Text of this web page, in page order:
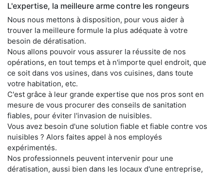
L'expertise, la meilleure arme contre les rongeurs
Nous nous mettons à disposition, pour vous aider à
trouver la meilleure formule la plus adéquate à votre
besoin de dératisation.
Nous allons pouvoir vous assurer la réussite de nos
opérations, en tout temps et à n'importe quel endroit, que
ce soit dans vos usines, dans vos cuisines, dans toute
votre habitation, etc.
C'est grâce à leur grande expertise que nos pros sont en
mesure de vous procurer des conseils de sanitation
fiables, pour éviter l'invasion de nuisibles.
Vous avez besoin d'une solution fiable et fiable contre vos
nuisibles ? Alors faites appel à nos employés
expérimentés.
Nos professionnels peuvent intervenir pour une
dératisation, aussi bien dans les locaux d'une entreprise,